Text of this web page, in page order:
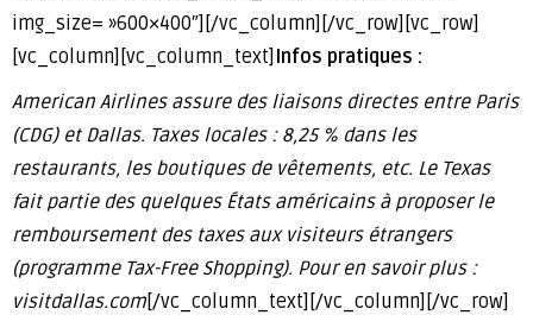
img_size= »600×400″][/vc_column][/vc_row][vc_row]
[vc_column][vc_column_text] Infos pratiques :
American Airlines assure des liaisons directes entre Paris
(CDG) et Dallas. Taxes locales : 8,25 % dans les
restaurants, les boutiques de vêtements, etc. Le Texas
fait partie des quelques États américains à proposer le
remboursement des taxes aux visiteurs étrangers
(programme Tax-Free Shopping). Pour en savoir plus :
visitdallas.com[/vc_column_text][/vc_column][/vc_row]